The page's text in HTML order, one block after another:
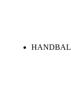
HANDBAL